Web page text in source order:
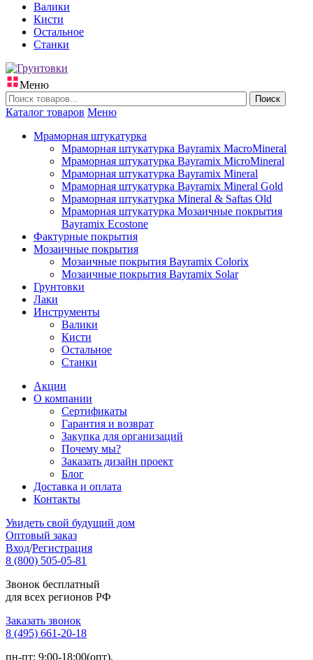
Валики
Кисти
Остальное
Станки
Меню
Поиск
Каталог товаров Меню
Мраморная штукатурка
Мраморная штукатурка Bayramix MacroMineral
Мраморная штукатурка Bayramix MicroMineral
Мраморная штукатурка Bayramix Mineral
Мраморная штукатурка Bayramix Mineral Gold
Мраморная штукатурка Mineral & Saftas Old
Мраморная штукатурка Мозаичные покрытия
Bayramix Ecostone
Фактурные покрытия
Мозаичные покрытия
Мозаичные покрытия Bayramix Colorix
Мозаичные покрытия Bayramix Solar
Грунтовки
Лаки
Инструменты
Валики
Кисти
Остальное
Станки
Акции
О компании
Сертификаты
Гарантия и возврат
Закупка для организаций
Почему мы?
Заказать дизайн проект
Блог
Доставка и оплата
Контакты
Увидеть свой будущий дом
Оптовый заказ
Вход/Регистрация
8 (800) 505-05-81
Звонок бесплатный
для всех регионов РФ
Заказать звонок
8 (495) 661-20-18
пн-пт: 9:00-18:00(опт),